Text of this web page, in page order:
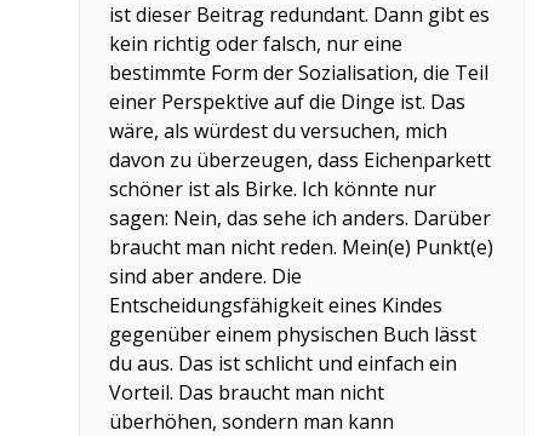
ist dieser Beitrag redundant. Dann gibt es
kein richtig oder falsch, nur eine
bestimmte Form der Sozialisation, die Teil
einer Perspektive auf die Dinge ist. Das
wäre, als würdest du versuchen, mich
davon zu überzeugen, dass Eichenparkett
schöner ist als Birke. Ich könnte nur
sagen: Nein, das sehe ich anders. Darüber
braucht man nicht reden. Mein(e) Punkt(e)
sind aber andere. Die
Entscheidungsfähigkeit eines Kindes
gegenüber einem physischen Buch lässt
du aus. Das ist schlicht und einfach ein
Vorteil. Das braucht man nicht
überhöhen, sondern man kann